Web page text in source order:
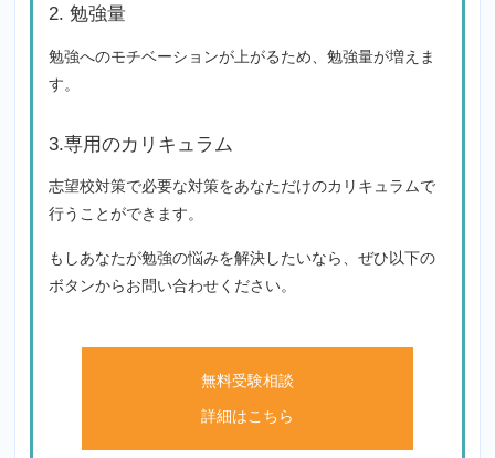
2. 勉強量
勉強へのモチベーションが上がるため、勉強量が増えま
す。
3.専用のカリキュラム
志望校対策で必要な対策をあなただけのカリキュラムで
行うことができます。
もしあなたが勉強の悩みを解決したいなら、ぜひ以下の
ボタンからお問い合わせください。
無料受験相談
詳細はこちら